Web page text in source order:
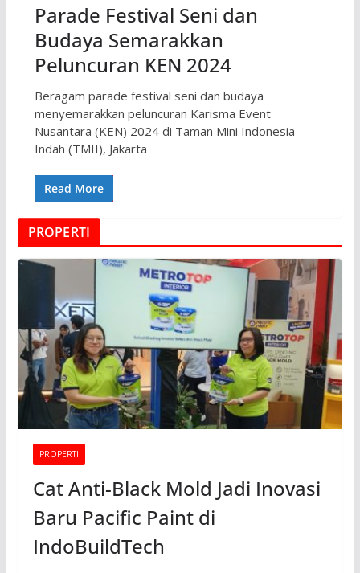
Parade Festival Seni dan
Budaya Semarakkan
Peluncuran KEN 2024
Beragam parade festival seni dan budaya
menyemarakkan peluncuran Karisma Event
Nusantara (KEN) 2024 di Taman Mini Indonesia
Indah (TMII), Jakarta
Read More
PROPERTI
PROPERTI
Cat Anti-Black Mold Jadi Inovasi
Baru Pacific Paint di
IndoBuildTech